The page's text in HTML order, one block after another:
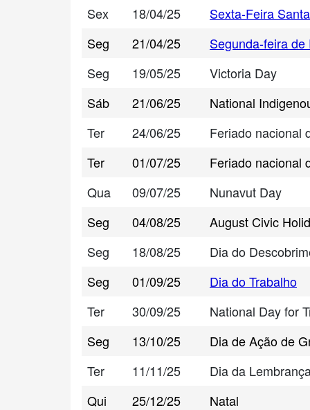
Sex 18/04/25
Sexta-Feira Santa
Seg
21/04/25
Segunda-feira de
Seg
19/05/25
Victoria Day
Sáb
21/06/25
National
Ter
24/06/25
Feriado nacional
Ter
01/07/25
Feriado nacional
Qua
09/07/25
Nunavut Day
Seg
04/08/25
August Civic
Seg
18/08/25
Dia do
Seg
01/09/25
Dia do Trabalho
Ter
30/09/25
National Day for
Seg
13/10/25
Dia de Ação de
Ter
11/11/25
Dia da
Qui
25/12/25
Natal